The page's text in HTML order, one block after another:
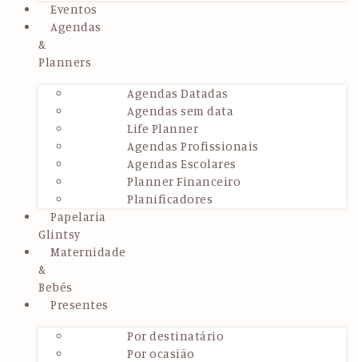
Eventos
Agendas
&
Planners
Agendas Datadas
Agendas sem data
Life Planner
Agendas Profissionais
Agendas Escolares
Planner Financeiro
Planificadores
Papelaria
Glintsy
Maternidade
&
Bebés
Presentes
Por destinatário
Por ocasião